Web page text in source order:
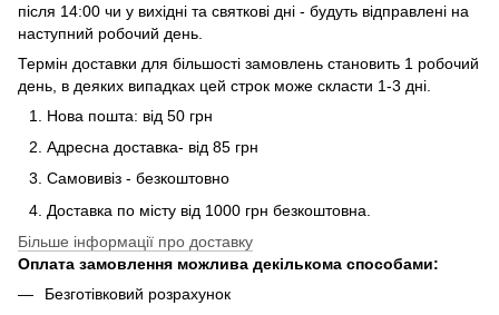
після 14:00 чи у вихідні та святкові дні - будуть відправлені на
наступний робочий день.
Термін доставки для більшості замовлень становить 1 робочий
день, в деяких випадках цей строк може скласти 1-3 дні.
Нова пошта: від 50 грн
Адресна доставка- від 85 грн
Самовивіз - безкоштовно
Доставка по місту від 1000 грн безкоштовна.
Більше інформації про доставку
Оплата замовлення можлива декількома способами:
Безготівковий розрахунок